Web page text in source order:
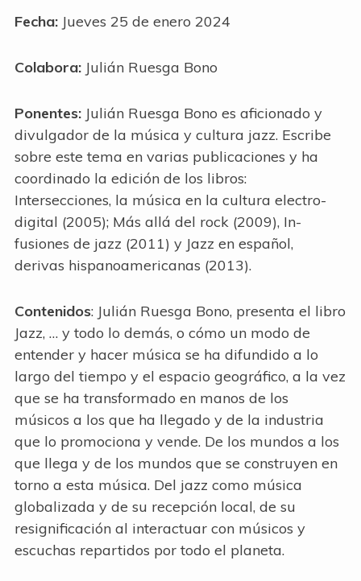
Fecha: Jueves 25 de enero 2024
Colabora:Julián Ruesga Bono
Ponentes:Julián Ruesga Bono es aficionado y
divulgador de la música y cultura jazz. Escribe
sobre este tema en varias publicaciones y ha
coordinado la edición de los libros:
Intersecciones, la música en la cultura electro-
digital (2005); Más allá del rock (2009), In-
fusiones de jazz (2011) y Jazz en español,
derivas hispanoamericanas (2013).
Contenidos: Julián Ruesga Bono, presenta el libro
Jazz, … y todo lo demás, o cómo un modo de
entender y hacer música se ha difundido a lo
largo del tiempo y el espacio geográfico, a la vez
que se ha transformado en manos de los
músicos a los que ha llegado y de la industria
que lo promociona y vende. De los mundos a los
que llega y de los mundos que se construyen en
torno a esta música. Del jazz como música
globalizada y de su recepción local, de su
resignificación al interactuar con músicos y
escuchas repartidos por todo el planeta.